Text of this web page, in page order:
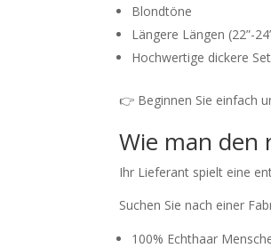
Blondtöne
Längere Längen (22”-
Hochwertige dickere
👉 Beginnen Sie einfach
Wie man den
Ihr Lieferant spielt eine
Suchen Sie nach einer
100% Echthaar